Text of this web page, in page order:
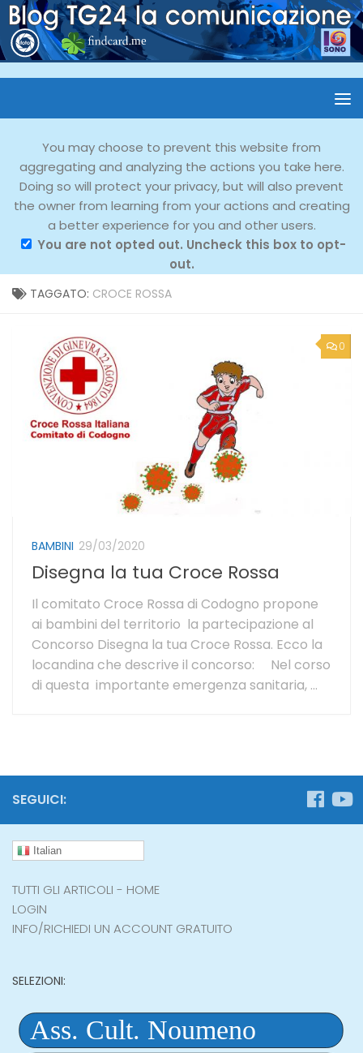
You may choose to prevent this website from
aggregating and analyzing the actions you take here.
Doing so will protect your privacy, but will also prevent
the owner from learning from your actions and creating
a better experience for you and other users.
You are not opted out. Uncheck this box to opt-
out.
TAGGATO: CROCE ROSSA
0
BAMBINI 29/03/2020
Disegna la tua Croce Rossa
Il comitato Croce Rossa di Codogno propone
ai bambini del territorio la partecipazione al
Concorso Disegna la tua Croce Rossa. Ecco la
locandina che descrive il concorso: Nel corso
di questa importante emergenza sanitaria, ...
SEGUICI:
Italian
TUTTI GLI ARTICOLI - HOME
LOGIN
INFO/RICHIEDI UN ACCOUNT GRATUITO
SELEZIONI: